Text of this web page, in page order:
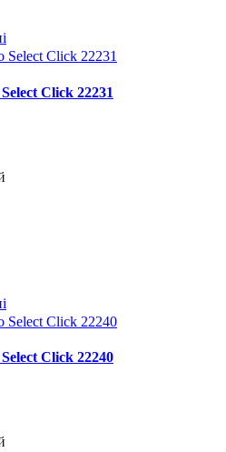
Click 22231
Click 22240